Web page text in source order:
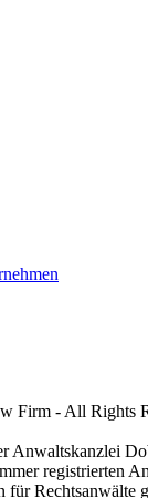
Firm - All Rights
Anwaltskanzlei
registrierten
Rechtsanwälte